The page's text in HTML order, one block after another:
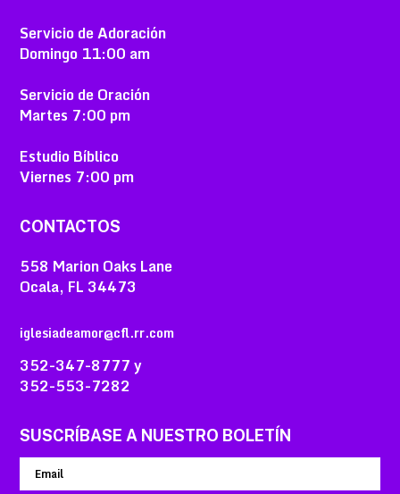
Servicio de Adoración
Domingo 11:00 am
Servicio de Oración
Martes 7:00 pm
Estudio Bíblico
Viernes 7:00 pm
CONTACTOS
558 Marion Oaks Lane
Ocala, FL 34473
iglesiadeamor@cfl.rr.com
352-347-8777 y
352-553-7282
SUSCRÍBASE A NUESTRO BOLETÍN